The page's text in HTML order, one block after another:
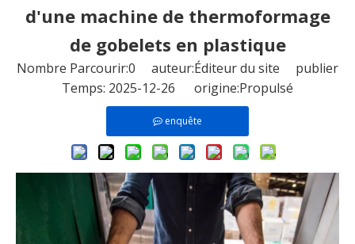
d'une machine de thermoformage
de gobelets en plastique
Nombre Parcourir:0 auteur:Éditeur du site publier
Temps: 2025-12-26 origine:Propulsé
enquête